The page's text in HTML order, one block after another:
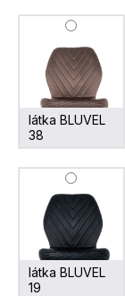
látka BLUVEL
38
látka BLUVEL
19